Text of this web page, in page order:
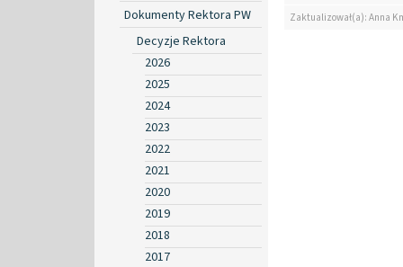
Dokumenty Rektora PW
Decyzje Rektora
2026
2025
2024
2023
2022
2021
2020
2019
2018
2017
Zaktualizował(a): Anna